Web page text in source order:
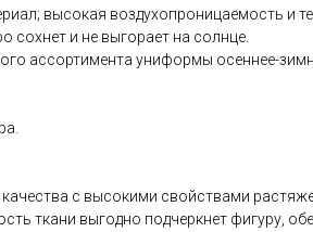
высокая воздухопроницаемость и
сохнет и не выгорает на солнце.
ассортимента униформы осеннее-
с высокими свойствами
ткани выгодно подчеркнет фигуру,